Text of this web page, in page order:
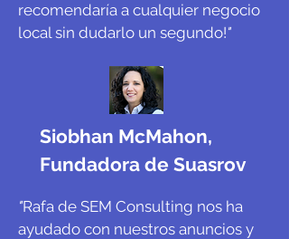
recomendaría a cualquier negocio
local sin dudarlo un segundo!"
Siobhan McMahon,
Fundadora de Suasrov
"Rafa de SEM Consulting nos ha
ayudado con nuestros anuncios y